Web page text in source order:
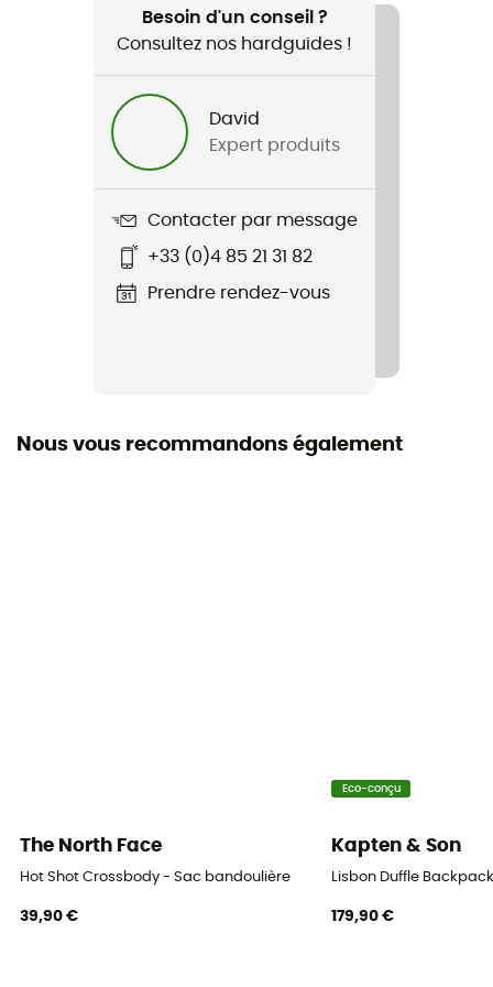
Nom du produit
Duffle Bag 40
Besoin d'un conseil ?
Consultez nos hardguides !
David
Expert produits
Contacter par message
+33 (0)4 85 21 31 82
Prendre rendez-vous
Nous vous recommandons également
The North Face
Hot Shot Crossbody - Sac bandoulière
39,90 €
Eco-conçu
Kapten & Son
Lisbon Duffle
179,90 €